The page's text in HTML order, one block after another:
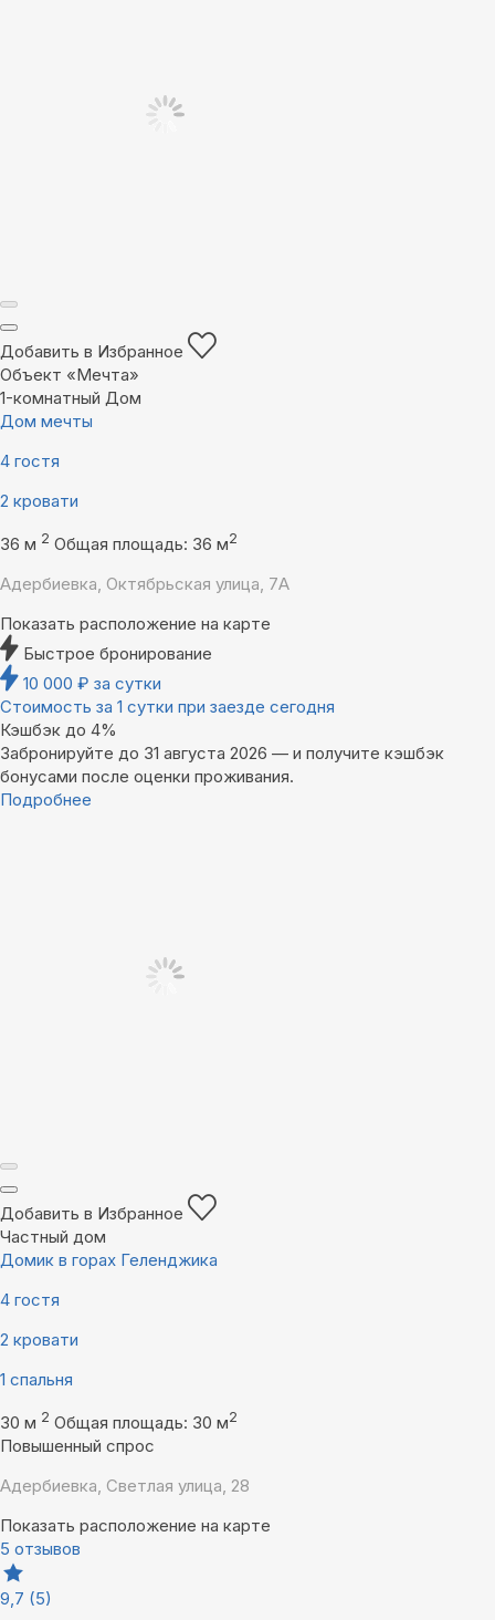
Добавить в Избранное
Объект «Мечта»
1-комнатный Дом
Дом мечты
4 гостя
2 кровати
36 м 2 Общая площадь: 36 м2
Адербиевка, Октябрьская улица, 7А
Показать расположение на карте
Быстрое бронирование
10 000 ₽ за сутки
Стоимость за 1 сутки при заезде сегодня
Кэшбэк до 4%
Забронируйте до 31 августа 2026 — и получите кэшбэк
бонусами после оценки проживания.
Подробнее
Добавить в Избранное
Частный дом
Домик в горах Геленджика
4 гостя
2 кровати
1 спальня
30 м 2 Общая площадь: 30 м2
Повышенный спрос
Адербиевка, Светлая улица, 28
Показать расположение на карте
5 отзывов
9,7 (5)